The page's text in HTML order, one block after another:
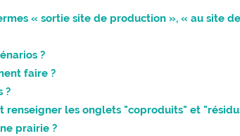
« sortie site de production », « au site
?
faire ?
?
les onglets "coproduits" et
prairie ?